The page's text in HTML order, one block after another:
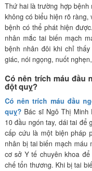
Thứ hai là trường hợp bệnh
không có biểu hiện rõ
bệnh có thể phát hiện
nhân mắc tai biến mạch
bệnh nhân đôi khi chỉ
giác, nói ngọng, nuốt
Có nên trích máu đầu
đột quỵ?
Có nên trích máu đầu
quỵ? Bác sĩ Ngô Thị Minh
10 đầu ngón tay, dái tai để
cấp cứu là một biện pháp
nhân bị tai biến mạch máu
cơ sở Y tế chuyên khoa
chế tổn thương. Khi bị tai